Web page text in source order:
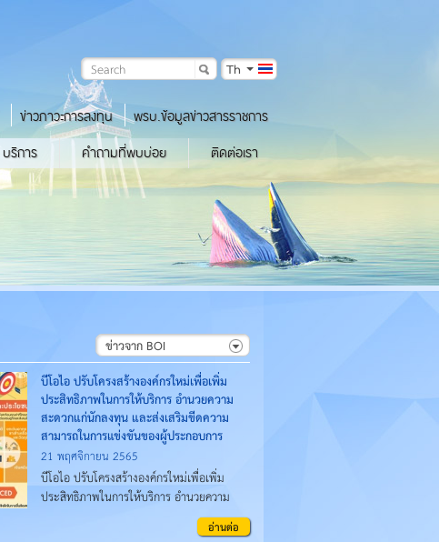
Th
ข่าวภาวะการลงทุน
พรบ.ข้อมูลข่าวสารราชการ
บริการ คำถามที่พบบ่อย ติดต่อเรา
ข่าวจาก BOI
บีโอไอ ปรับโครงสร้างองค์กรใหม่เพื่อเพิ่ม
ประสิทธิภาพในการให้บริการ อำนวยความ
สะดวกแก่นักลงทุน และส่งเสริมขีดความ
สามารถในการแข่งขันของผู้ประกอบการ
21 พฤศจิกายน 2565
บีโอไอ ปรับโครงสร้างองค์กรใหม่เพื่อเพิ่ม
ประสิทธิภาพในการให้บริการ อำนวยความ
สะดวกแก่นักลงทุน และส่งเสริมขีดความ
สามารถในการแข่งขันของผู้ประกอบการ ผ่าน
อ่านต่อ